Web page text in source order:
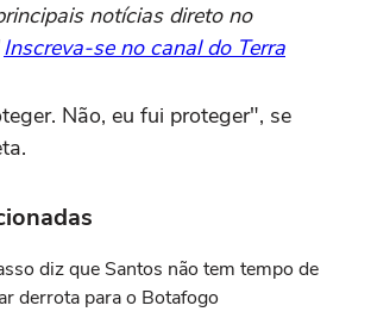
notícias direto no
Inscreva-se no canal do Terra
Não, eu fui proteger", se
diz que Santos não tem tempo de
derrota para o Botafogo